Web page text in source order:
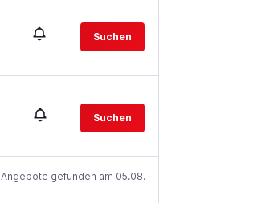
Suchen
Suchen
Angebote gefunden am 05.08.